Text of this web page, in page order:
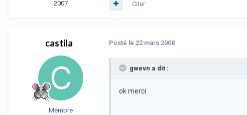
2007
Citer
castila
Membre
Posté le 22 mars 2008
gwevn a dit :
ok merci